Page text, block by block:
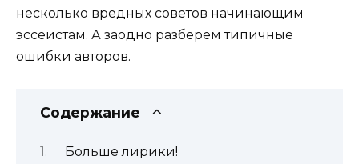
несколько вредных советов начинающим
эссеистам. А заодно разберем типичные
ошибки авторов.
Содержание
Больше лирики!